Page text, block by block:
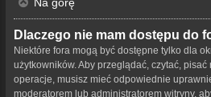
Dlaczego nie mam dostępu do
Niektóre fora mogą być dostępne tylko dla
użytkowników. Aby przeglądać, czytać,
operacje, musisz mieć odpowiednie
moderatorem lub administratorem witryny,